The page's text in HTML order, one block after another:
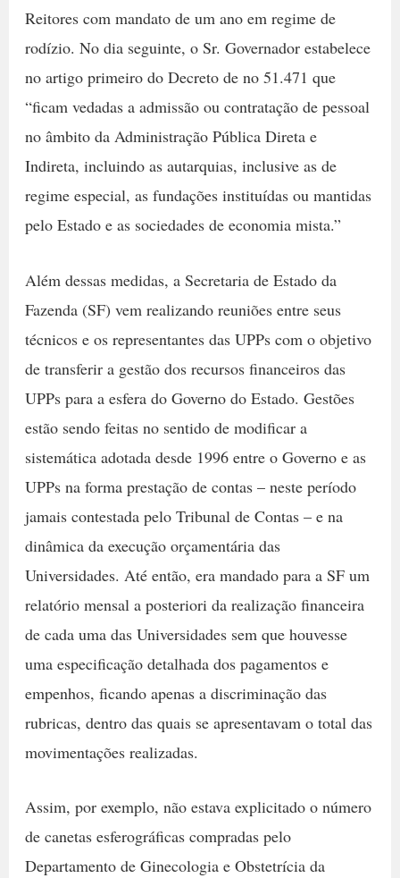
Reitores com mandato de um ano em regime de
rodízio. No dia seguinte, o Sr. Governador estabelece
no artigo primeiro do Decreto de no 51.471 que
“ficam vedadas a admissão ou contratação de pessoal
no âmbito da Administração Pública Direta e
Indireta, incluindo as autarquias, inclusive as de
regime especial, as fundações instituídas ou mantidas
pelo Estado e as sociedades de economia mista.”
Além dessas medidas, a Secretaria de Estado da
Fazenda (SF) vem realizando reuniões entre seus
técnicos e os representantes das UPPs com o objetivo
de transferir a gestão dos recursos financeiros das
UPPs para a esfera do Governo do Estado. Gestões
estão sendo feitas no sentido de modificar a
sistemática adotada desde 1996 entre o Governo e as
UPPs na forma prestação de contas – neste período
jamais contestada pelo Tribunal de Contas – e na
dinâmica da execução orçamentária das
Universidades. Até então, era mandado para a SF um
relatório mensal a posteriori da realização financeira
de cada uma das Universidades sem que houvesse
uma especificação detalhada dos pagamentos e
empenhos, ficando apenas a discriminação das
rubricas, dentro das quais se apresentavam o total das
movimentações realizadas.
Assim, por exemplo, não estava explicitado o número
de canetas esferográficas compradas pelo
Departamento de Ginecologia e Obstetrícia da